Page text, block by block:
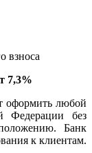
взноса
7,3%
оформить любой
Федерации без
Банк
к клиентам.